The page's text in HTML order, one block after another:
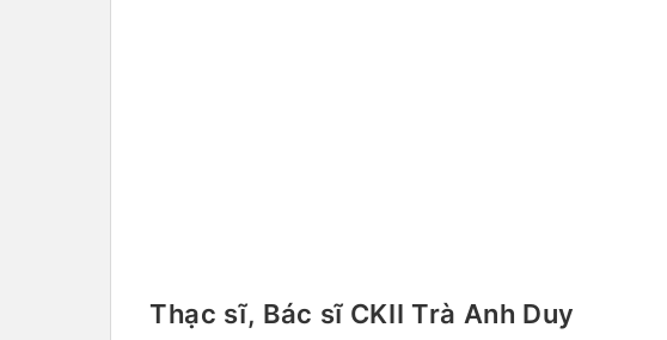
Thạc sĩ, Bác sĩ CKII Trà Anh Duy